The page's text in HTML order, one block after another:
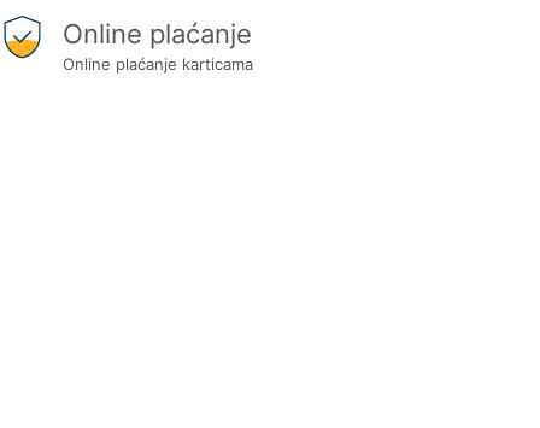
Online plaćanje
Online plaćanje karticama